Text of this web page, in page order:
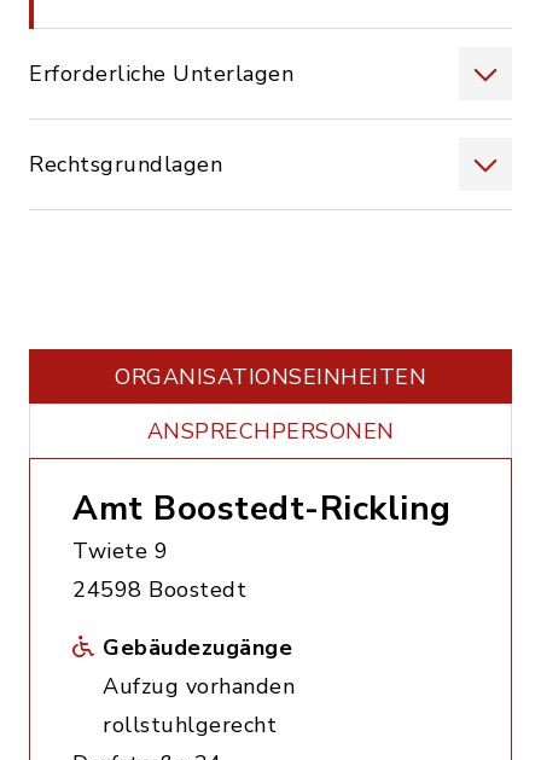
Erforderliche Unterlagen
Rechtsgrundlagen
ORGANISATIONS­EINHEITEN
ANSPRECHPERSONEN
Amt Boostedt-Rickling
Twiete 9
24598 Boostedt
Gebäudezugänge
Aufzug vorhanden
rollstuhlgerecht